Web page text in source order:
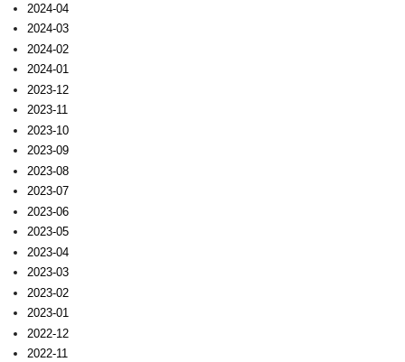
2024-04
2024-03
2024-02
2024-01
2023-12
2023-11
2023-10
2023-09
2023-08
2023-07
2023-06
2023-05
2023-04
2023-03
2023-02
2023-01
2022-12
2022-11